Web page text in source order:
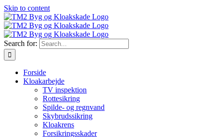
Skip to content
Search for:
Forside
Kloakarbejde
TV inspektion
Rottesikring
Spilde- og regnvand
Skybrudssikring
Kloakrens
Forsikringsskader